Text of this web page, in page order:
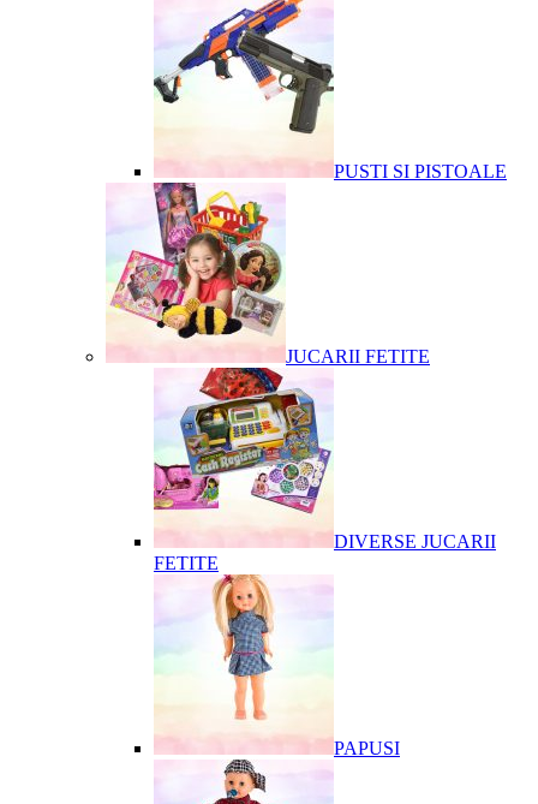
PUSTI SI PISTOALE
JUCARII FETITE
DIVERSE JUCARII
FETITE
PAPUSI